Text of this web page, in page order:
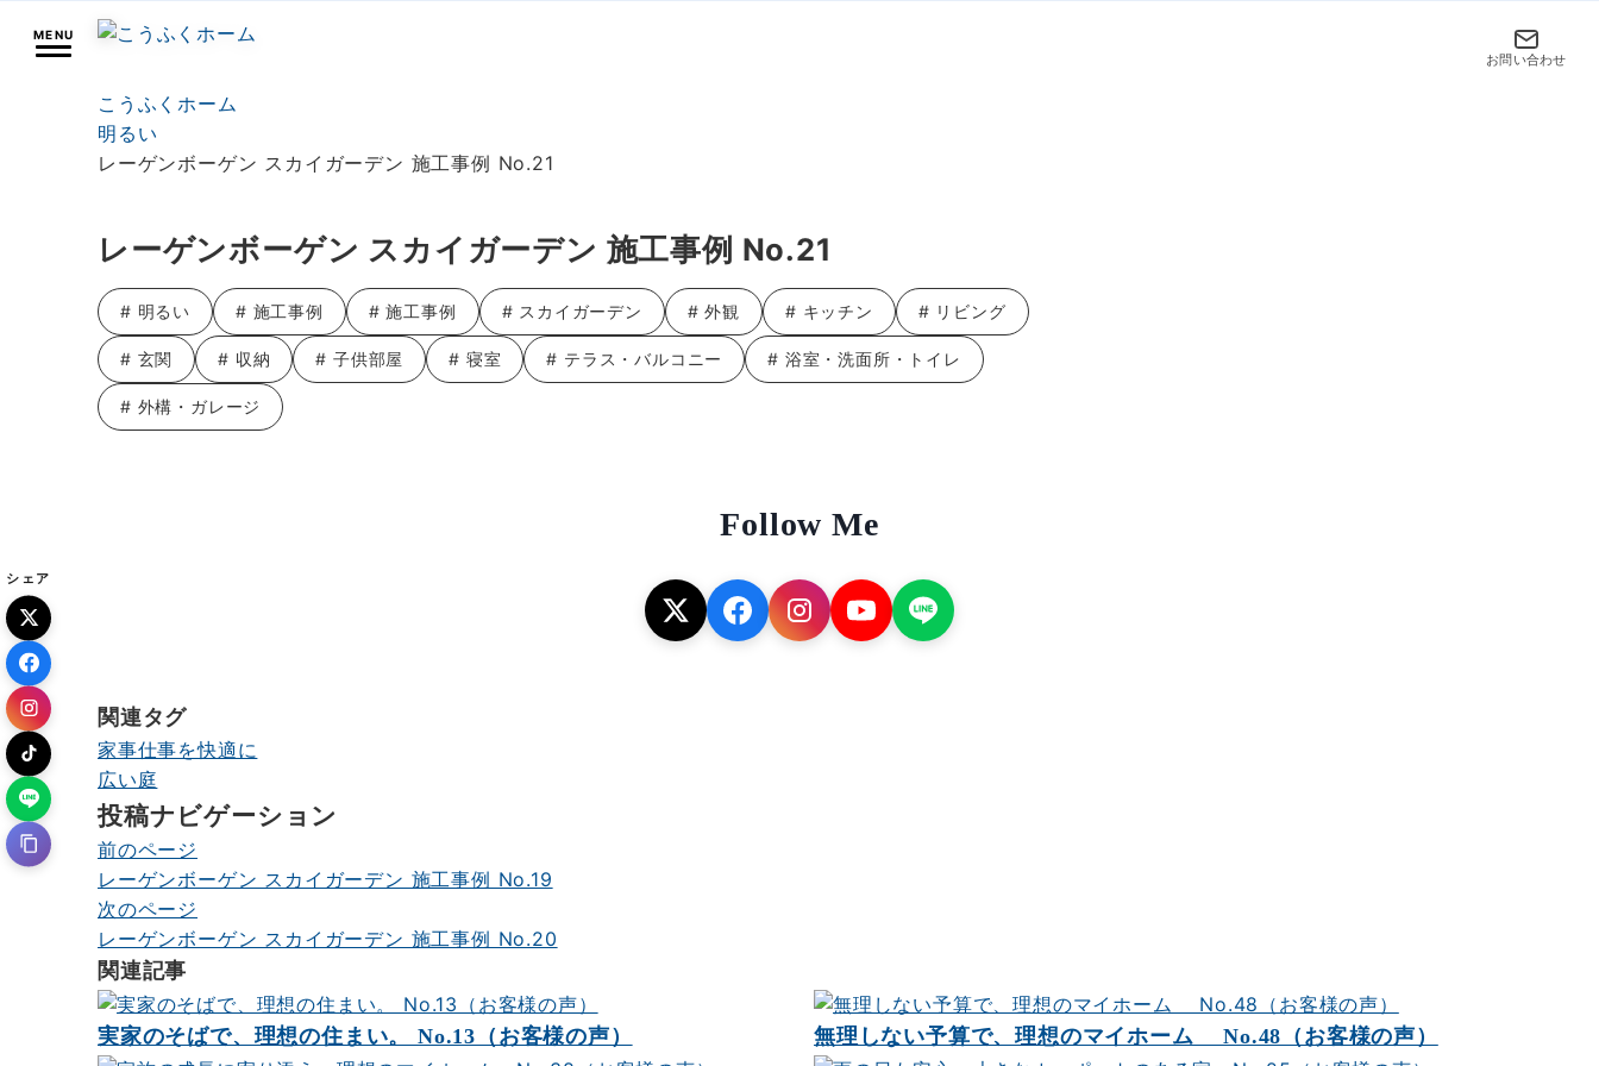
MENU
お問い合わせ
こうふくホーム
明るい
レーゲンボーゲン スカイガーデン 施工事例 No.21
シェア
レーゲンボーゲン スカイガーデン 施工事例 No.21
# 明るい # 施工事例 # 施工事例 # スカイガーデン # 外観 # キッチン # リビング
# 玄関 # 収納 # 子供部屋 # 寝室 # テラス・バルコニー # 浴室・洗面所・トイレ
# 外構・ガレージ
Follow Me
関連タグ
家事仕事を快適に
広い庭
投稿ナビゲーション
前のページ
レーゲンボーゲン スカイガーデン 施工事例 No.19
次のページ
レーゲンボーゲン スカイガーデン 施工事例 No.20
関連記事
実家のそばで、理想の住まい。 No.13（お客様の声） 無理しない予算で、理想のマイホーム No.48（お客様の声）